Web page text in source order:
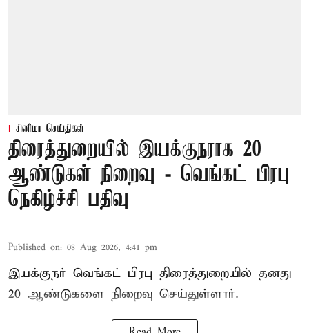
சினிமா செய்திகள்
திரைத்துறையில் இயக்குநராக 20
ஆண்டுகள் நிறைவு - வெங்கட் பிரபு
நெகிழ்ச்சி பதிவு
Published on: 08 Aug 2026, 4:41 pm
இயக்குநர் வெங்கட் பிரபு திரைத்துறையில் தனது
20 ஆண்டுகளை நிறைவு செய்துள்ளார்.